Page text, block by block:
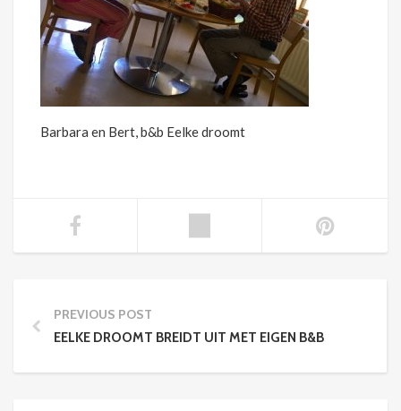
Barbara en Bert, b&b Eelke droomt
PREVIOUS POST
EELKE DROOMT BREIDT UIT MET EIGEN B&B